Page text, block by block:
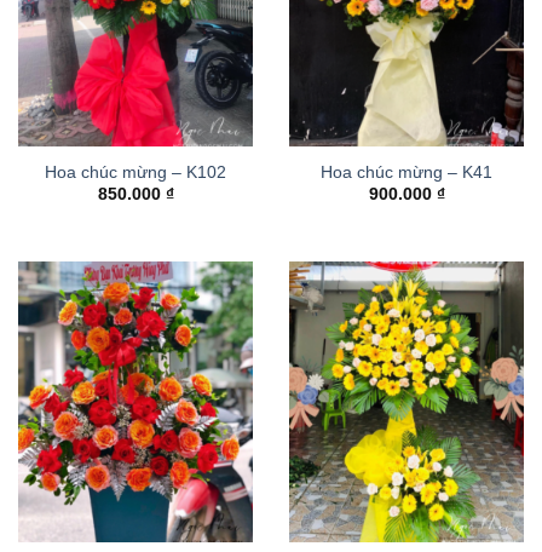
Hoa chúc mừng – K102
850.000 ₫
Hoa chúc mừng – K41
900.000 ₫